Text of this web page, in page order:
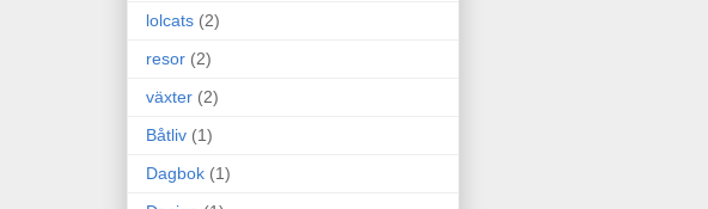
lolcats (2)
resor (2)
växter (2)
Båtliv (1)
Dagbok (1)